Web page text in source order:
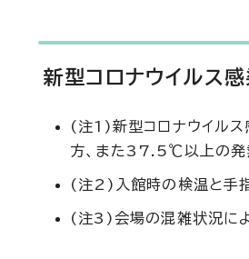
新型コロナウイルス
(注1)新型コロナウイルス
方、また37.5℃以上の発
(注2)入館時の検温と手指
(注3)会場の混雑状況に